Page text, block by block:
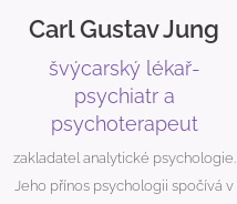
Carl Gustav Jung
švýcarský lékař-
psychiatr a
psychoterapeut
zakladatel analytické psychologie.
Jeho přínos psychologii spočívá v